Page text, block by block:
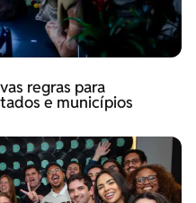
regras para
e municípios